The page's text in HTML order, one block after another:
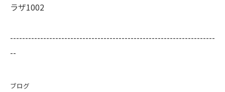
ラザ1002
--------------------------------------------------------------------
--
ブログ